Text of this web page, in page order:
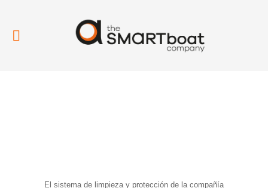
El sistema de limpieza y protección de la compañía